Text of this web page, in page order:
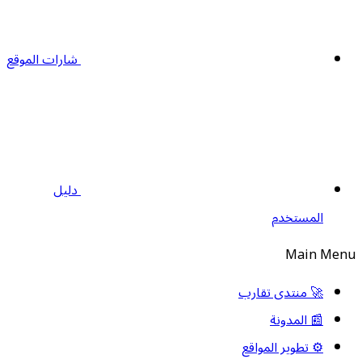
شارات الموقع
دليل
المستخدم
Main Menu
🚀 منتدى تقارب
📰 المدونة
⚙️ تطوير المواقع